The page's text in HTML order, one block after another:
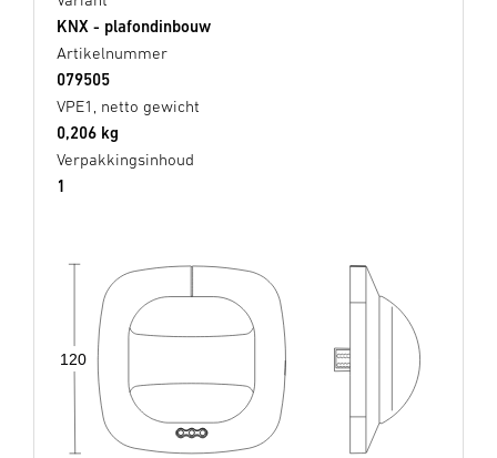
KNX - plafondinbouw
Artikelnummer
079505
VPE1, netto gewicht
0,206 kg
Verpakkingsinhoud
1
120